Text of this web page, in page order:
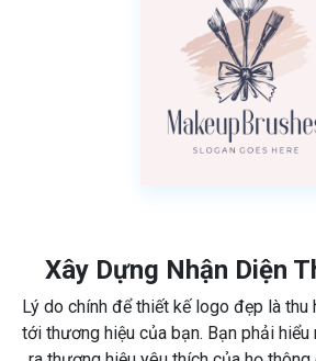
Xây Dựng Nhận Diện
Lý do chính để thiết kế logo đẹp là
tới thương hiệu của bạn. Bạn phải